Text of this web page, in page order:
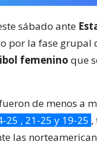
sábado ante
por la fase grupal
femenino que
de menos a
25 , 21-25 y 19-25 ,
las